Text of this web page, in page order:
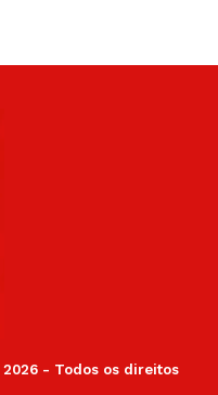
2026 - Todos os direitos